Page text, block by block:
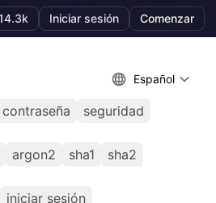
Iniciar sesión Comenzar
Español
contraseña seguridad
argon2 sha1 sha2
iniciar sesión